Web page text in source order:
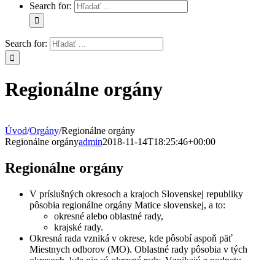
Search for:
Search for:
Regionálne orgány
Úvod/Orgány/Regionálne orgány
Regionálne orgányadmin2018-11-14T18:25:46+00:00
Regionálne orgány
V príslušných okresoch a krajoch Slovenskej republiky
pôsobia regionálne orgány Matice slovenskej, a to:
okresné alebo oblastné rady,
krajské rady.
Okresná rada vzniká v okrese, kde pôsobí aspoň päť
Miestnych odborov (MO). Oblastné rady pôsobia v tých